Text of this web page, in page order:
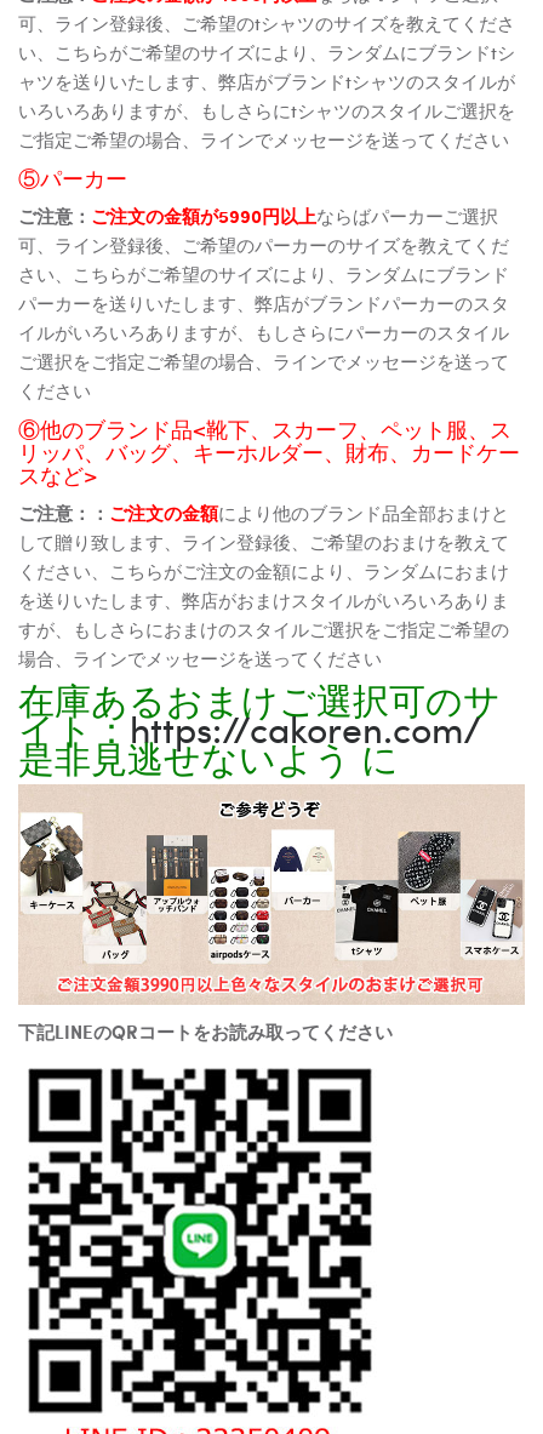
可、ライン登録後、ご希望のtシャツのサイズを教えてくださ
い、こちらがご希望のサイズにより、ランダムにブランドtシ
ャツを送りいたします、弊店がブランドtシャツのスタイルが
いろいろありますが、もしさらにtシャツのスタイルご選択を
ご指定ご希望の場合、ラインでメッセージを送ってください
⑤パーカー
ご注意： ご注文の金額が5990円以上ならばパーカーご選択
可、ライン登録後、ご希望のパーカーのサイズを教えてくだ
さい、こちらがご希望のサイズにより、ランダムにブランド
パーカーを送りいたします、弊店がブランドパーカーのスタ
イルがいろいろありますが、もしさらにパーカーのスタイル
ご選択をご指定ご希望の場合、ラインでメッセージを送って
ください
⑥他のブランド品<靴下、スカーフ、ペット服、ス
リッパ、バッグ、キーホルダー、財布、カードケー
スなど>
ご注意：： ご注文の金額により他のブランド品全部おまけと
して贈り致します、ライン登録後、ご希望のおまけを教えて
ください、こちらがご注文の金額により、ランダムにおまけ
を送りいたします、弊店がおまけスタイルがいろいろありま
すが、もしさらにおまけのスタイルご選択をご指定ご希望の
場合、ラインでメッセージを送ってください
在庫あるおまけご選択可のサ
イト：https://cakoren.com/
是非見逃せないよう に
下記LINEのQRコートをお読み取ってください